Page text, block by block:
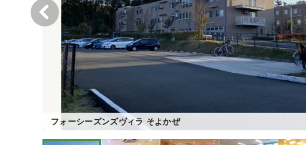
フォーシーズンズヴィラ そよかぜ